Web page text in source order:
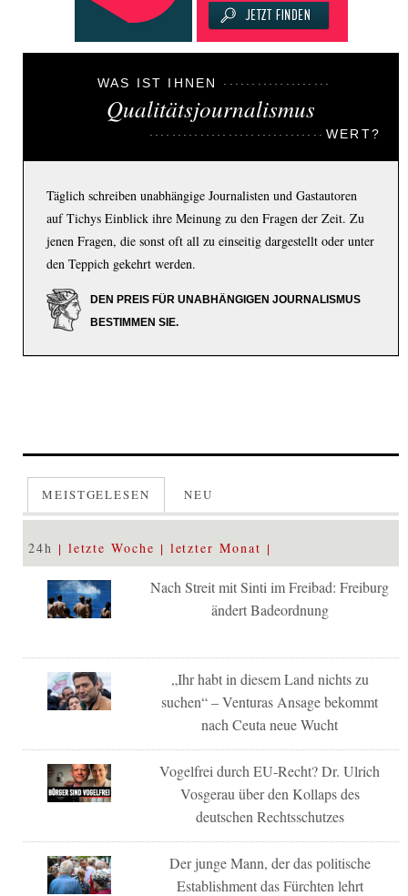
WAS IST IHNEN
Qualitätsjournalismus
WERT?
Täglich schreiben unabhängige Journalisten und Gastautoren
auf Tichys Einblick ihre Meinung zu den Fragen der Zeit. Zu
jenen Fragen, die sonst oft all zu einseitig dargestellt oder unter
den Teppich gekehrt werden.
DEN PREIS FÜR UNABHÄNGIGEN JOURNALISMUS
BESTIMMEN SIE.
MEISTGELESEN NEU
24h letzte Woche letzter Monat
Nach Streit mit Sinti im Freibad: Freiburg
ändert Badeordnung
„Ihr habt in diesem Land nichts zu
suchen“ – Venturas Ansage bekommt
nach Ceuta neue Wucht
Vogelfrei durch EU-Recht? Dr. Ulrich
Vosgerau über den Kollaps des
deutschen Rechtsschutzes
Der junge Mann, der das politische
Establishment das Fürchten lehrt